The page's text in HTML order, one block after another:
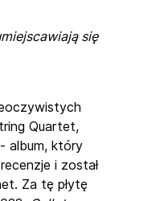
się
Quartet,
album, który
i został
Za tę płytę